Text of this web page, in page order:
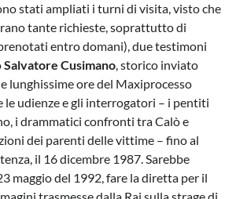
stati ampliati i turni di visita, visto che
tante richieste, soprattutto di
entro domani), due testimoni
Salvatore Cusimano, storico inviato
lunghissime ore del Maxiprocesso
le udienze e gli interrogatori – i pentiti
i drammatici confronti tra Calò e
dei parenti delle vittime – fino al
il 16 dicembre 1987. Sarebbe
maggio del 1992, fare la diretta per il